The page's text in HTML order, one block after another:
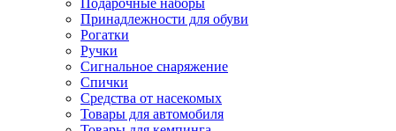
Подарочные наборы
Принадлежности для обуви
Рогатки
Ручки
Сигнальное снаряжение
Спички
Средства от насекомых
Товары для автомобиля